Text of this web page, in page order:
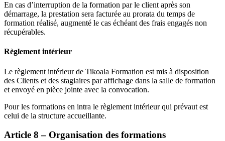
En cas d’interruption de la formation par le client après son
démarrage, la prestation sera facturée au prorata du temps de
formation réalisé, augmenté le cas échéant des frais engagés non
récupérables.
Règlement intérieur
Le règlement intérieur de Tikoala Formation est mis à disposition
des Clients et des stagiaires par affichage dans la salle de formation
et envoyé en pièce jointe avec la convocation.
Pour les formations en intra le règlement intérieur qui prévaut est
celui de la structure accueillante.
Article 8 – Organisation des formations